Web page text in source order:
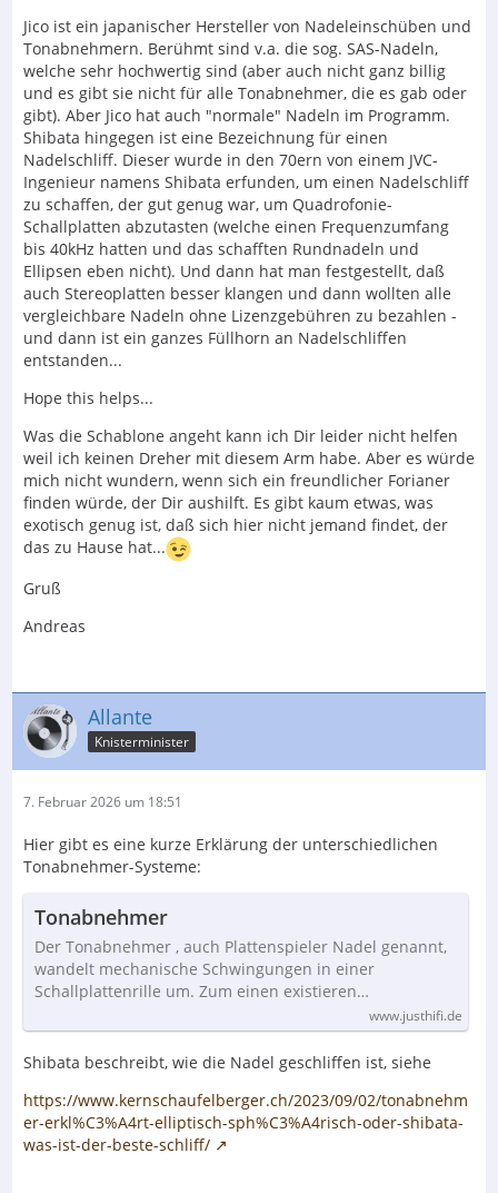
Jico ist ein japanischer Hersteller von Nadeleinschüben und
Tonabnehmern. Berühmt sind v.a. die sog. SAS-Nadeln,
welche sehr hochwertig sind (aber auch nicht ganz billig
und es gibt sie nicht für alle Tonabnehmer, die es gab oder
gibt). Aber Jico hat auch "normale" Nadeln im Programm.
Shibata hingegen ist eine Bezeichnung für einen
Nadelschliff. Dieser wurde in den 70ern von einem JVC-
Ingenieur namens Shibata erfunden, um einen Nadelschliff
zu schaffen, der gut genug war, um Quadrofonie-
Schallplatten abzutasten (welche einen Frequenzumfang
bis 40kHz hatten und das schafften Rundnadeln und
Ellipsen eben nicht). Und dann hat man festgestellt, daß
auch Stereoplatten besser klangen und dann wollten alle
vergleichbare Nadeln ohne Lizenzgebühren zu bezahlen -
und dann ist ein ganzes Füllhorn an Nadelschliffen
entstanden...
Hope this helps...
Was die Schablone angeht kann ich Dir leider nicht helfen
weil ich keinen Dreher mit diesem Arm habe. Aber es würde
mich nicht wundern, wenn sich ein freundlicher Forianer
finden würde, der Dir aushilft. Es gibt kaum etwas, was
exotisch genug ist, daß sich hier nicht jemand findet, der
das zu Hause hat...
Gruß
Andreas
Allante
Knisterminister
7. Februar 2026 um 18:51
Hier gibt es eine kurze Erklärung der unterschiedlichen
Tonabnehmer-Systeme:
Tonabnehmer
Der Tonabnehmer , auch Plattenspieler Nadel genannt,
wandelt mechanische Schwingungen in einer
Schallplattenrille um. Zum einen existieren…
www.justhifi.de
Shibata beschreibt, wie die Nadel geschliffen ist, siehe
https://www.kernschaufelberger.ch/2023/09/02/tonabnehm
er-erkl%C3%A4rt-elliptisch-sph%C3%A4risch-oder-shibata-
was-ist-der-beste-schliff/